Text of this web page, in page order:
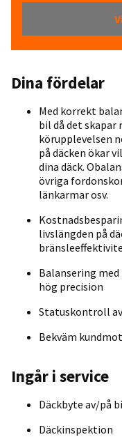
Dina fördelar
Med korrekt
bil då det
körupplevelsen
på däcken ökar
dina däck.
övriga
länkarmar osv.
livslängden på
Balansering
hög precision
Statuskontroll av
Bekväm
Ingår i service
Däckbyte av/på
Däckinspektion